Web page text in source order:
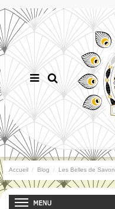
Accueil Blog Les Belles de Savon